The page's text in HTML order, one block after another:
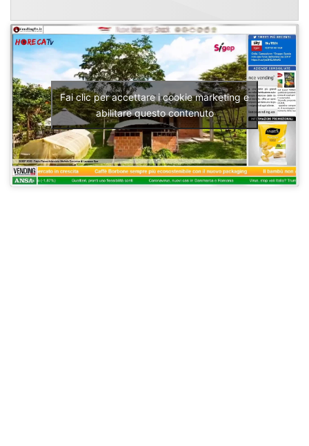
Fai clic per accettare i cookie marketing e
abilitare questo contenuto